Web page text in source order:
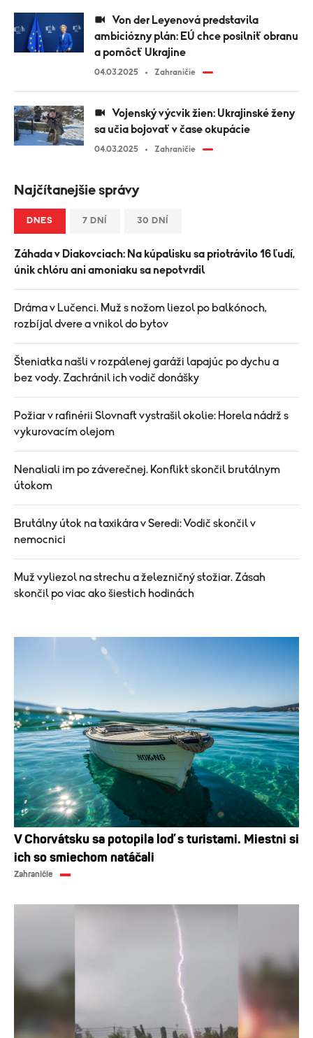
ambiciózny plán: EÚ chce posilniť obranu
a pomôcť Ukrajine
04.03.2025 Zahraničie
sa učia bojovať v čase okupácie
04.03.2025 Zahraničie
Najčítanejšie správy
DNES 7 DNÍ 30 DNÍ
Záhada v Diakovciach: Na kúpalisku sa priotrávilo 16 ľudí,
únik chlóru ani amoniaku sa nepotvrdil
Dráma v Lučenci. Muž s nožom liezol po balkónoch,
rozbíjal dvere a vnikol do bytov
Šteniatka našli v rozpálenej garáži lapajúc po dychu a
bez vody. Zachránil ich vodič donášky
Požiar v rafinérii Slovnaft vystrašil okolie: Horela nádrž s
vykurovacím olejom
Nenaliali im po záverečnej. Konflikt skončil brutálnym
útokom
Brutálny útok na taxikára v Seredi: Vodič skončil v
nemocnici
Muž vyliezol na strechu a železničný stožiar. Zásah
skončil po viac ako šiestich hodinách
V Chorvátsku sa potopila loď s turistami. Miestni si
ich so smiechom natáčali
Zahraničie